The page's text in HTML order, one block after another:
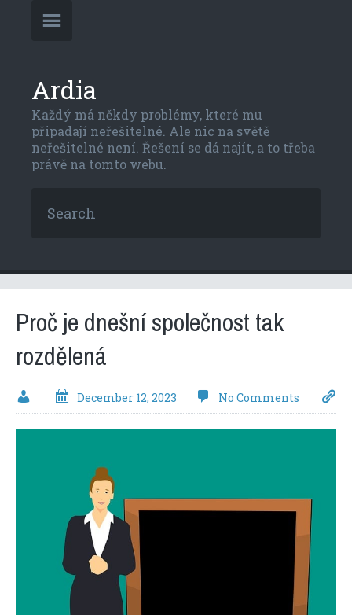
Ardia
Každý má někdy problémy, které mu
připadají neřešitelné. Ale nic na světě
neřešitelné není. Řešení se dá najít, a to třeba
právě na tomto webu.
Proč je dnešní společnost tak
rozdělená
December 12, 2023 No Comments